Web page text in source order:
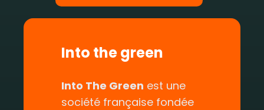
Into the green
Into The Green est une
société française fondée